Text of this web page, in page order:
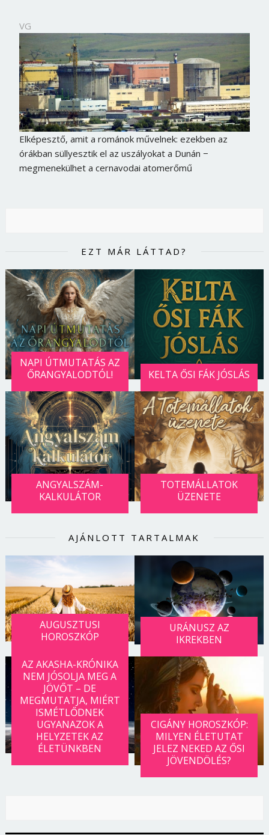
VG
Elképesztő, amit a románok művelnek: ezekben az
órákban süllyesztik el az uszályokat a Dunán −
megmenekülhet a cernavodai atomerőmű
EZT MÁR LÁTTAD?
NAPI ÚTMUTATÁS AZ
ŐRANGYALODTÓL!
KELTA ŐSI FÁK JÓSLÁS
ANGYALSZÁM-
KALKULÁTOR
TOTEMÁLLATOK
ÜZENETE
AJÁNLOTT TARTALMAK
AUGUSZTUSI
HOROSZKÓP
URÁNUSZ AZ
IKREKBEN
AZ AKASHA-KRÓNIKA
NEM JÓSOLJA MEG A
JÖVŐT – DE
MEGMUTATJA, MIÉRT
ISMÉTLŐDNEK
UGYANAZOK A
HELYZETEK AZ
ÉLETÜNKBEN
CIGÁNY HOROSZKÓP:
MILYEN ÉLETUTAT
JELEZ NEKED AZ ŐSI
JÖVENDÖLÉS?
Borsonline bejelentkezés